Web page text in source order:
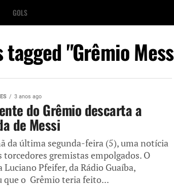
GOLS
"Grêmio
3 anos ago
do Grêmio descarta a
de Messi
da última segunda-feira (5), uma notícia
torcedores gremistas empolgados. O
Pfeifer, da Rádio Guaíba,
que o Grêmio teria feito...